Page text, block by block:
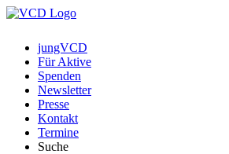
jungVCD
Für Aktive
Spenden
Newsletter
Presse
Kontakt
Termine
Suche